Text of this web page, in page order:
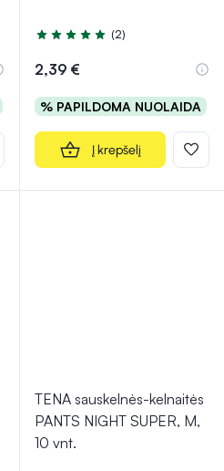
Įvertinimas 5.0 iš 5
(2)
2,39 €
% PAPILDOMA NUOLAIDA
Į krepšelį
TENA sauskelnės-kelnaitės
PANTS NIGHT SUPER, M,
10 vnt.